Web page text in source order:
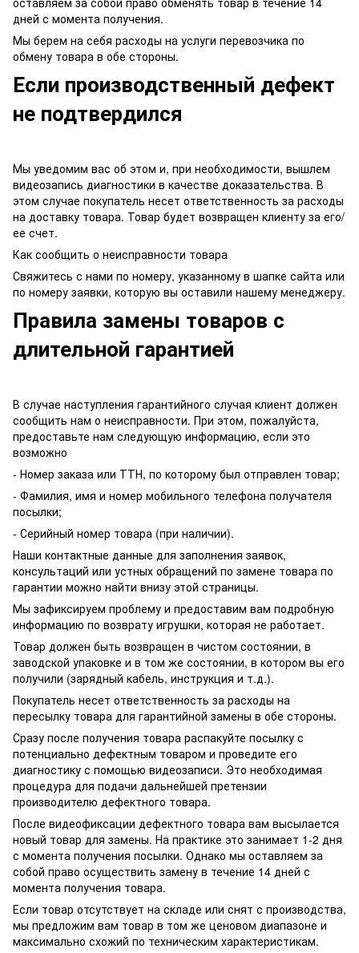
дней с момента получения.
Мы берем на себя расходы на услуги перевозчика по
обмену товара в обе стороны.
Если производственный дефект
не подтвердился
Мы уведомим вас об этом и, при необходимости, вышлем
видеозапись диагностики в качестве доказательства. В
этом случае покупатель несет ответственность за расходы
на доставку товара. Товар будет возвращен клиенту за его/
ее счет.
Как сообщить о неисправности товара
Свяжитесь с нами по номеру, указанному в шапке сайта или
по номеру заявки, которую вы оставили нашему менеджеру.
Правила замены товаров с
длительной гарантией
В случае наступления гарантийного случая клиент должен
сообщить нам о неисправности. При этом, пожалуйста,
предоставьте нам следующую информацию, если это
возможно
- Номер заказа или ТТН, по которому был отправлен товар;
- Фамилия, имя и номер мобильного телефона получателя
посылки;
- Серийный номер товара (при наличии).
Наши контактные данные для заполнения заявок,
консультаций или устных обращений по замене товара по
гарантии можно найти внизу этой страницы.
Мы зафиксируем проблему и предоставим вам подробную
информацию по возврату игрушки, которая не работает.
Товар должен быть возвращен в чистом состоянии, в
заводской упаковке и в том же состоянии, в котором вы его
получили (зарядный кабель, инструкция и т.д.).
Покупатель несет ответственность за расходы на
пересылку товара для гарантийной замены в обе стороны.
Сразу после получения товара распакуйте посылку с
потенциально дефектным товаром и проведите его
диагностику с помощью видеозаписи. Это необходимая
процедура для подачи дальнейшей претензии
производителю дефектного товара.
После видеофиксации дефектного товара вам высылается
новый товар для замены. На практике это занимает 1-2 дня
с момента получения посылки. Однако мы оставляем за
собой право осуществить замену в течение 14 дней с
момента получения товара.
Если товар отсутствует на складе или снят с производства,
мы предложим вам товар в том же ценовом диапазоне и
максимально схожий по техническим характеристикам.